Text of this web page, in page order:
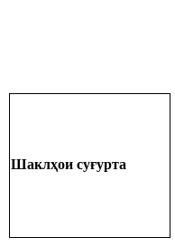
Шаклҳои суғурта